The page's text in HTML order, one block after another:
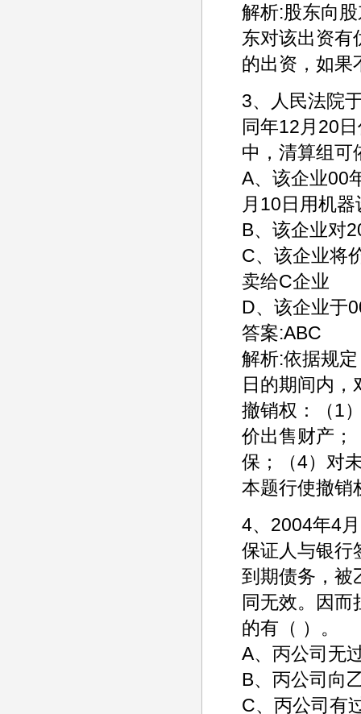
解析:股东向
东对该出资有
的出资，如果
3、人民法院
同年12月20
中，清算组可
A、该企业00
月10日用机
B、该企业对
C、该企业将
卖给C企业
D、该企业于
答案:ABC
解析:依据规
日的期间内，
撤销权：（1
价出售财产；
保；（4）对
本题行使撤销
4、2004年4
保证人与银行
到期债务，被
同无效。因而
的有（ ）。
A、丙公司无
B、丙公司向
C、丙公司有